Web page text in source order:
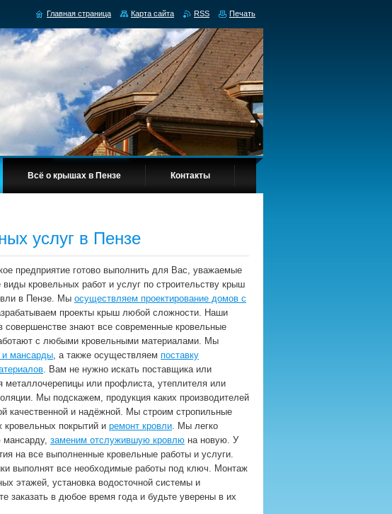
Всё о крышах в Пензе Контакты
услуг в Пензе
предприятие готово выполнить для Вас, уважаемые
виды кровельных работ и услуг по строительству крыш
в Пензе. Мы осуществляем проектирование домов с
проекты крыш любой сложности. Наши
совершенстве знают все современные кровельные
с любыми кровельными материалами. Мы
мансарды, а также осуществляем поставку
. Вам не нужно искать поставщика или
металлочерепицы или профлиста, утеплителя или
Мы подскажем, продукция каких производителей
качественной и надёжной. Мы строим стропильные
покрытий и ремонт кровли. Мы легко
заменим отслужившую кровлю на новую. У
на все выполненные кровельные работы и услуги.
выполнят все необходимые работы под ключ. Монтаж
этажей, установка водосточной системы и
заказать в дюбое время года и будьте уверены в их
Главная страница Карта сайта RSS Печать